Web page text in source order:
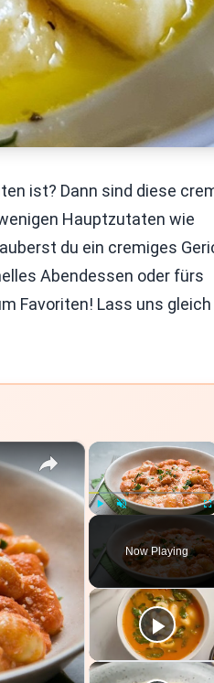
ist? Dann sind diese
Hauptzutaten wie
du ein cremiges
Abendessen oder fürs
Favoriten! Lass uns gleich
×
Unmute
Now Playing
×